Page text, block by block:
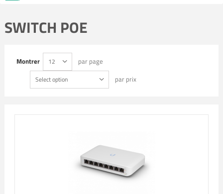
SWITCH POE
Montrer 12 par page
Select option par prix